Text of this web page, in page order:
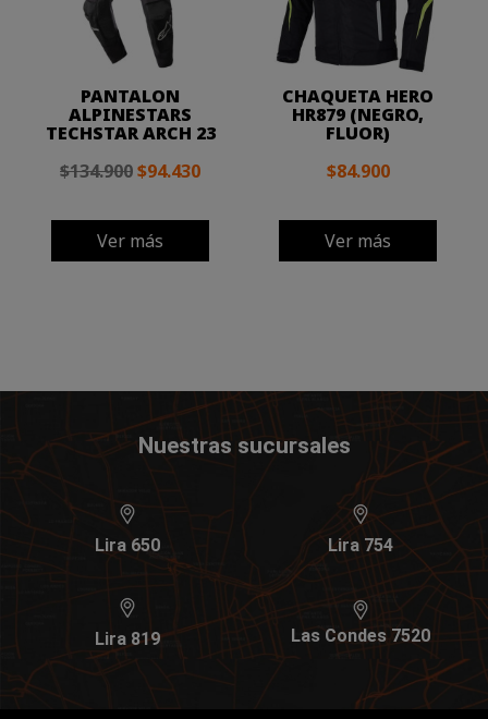
PANTALON
ALPINESTARS
TECHSTAR ARCH 23
$134.900$94.430
Ver más
CHAQUETA HERO
HR879 (NEGRO,
FLUOR)
$84.900
Ver más
Nuestras sucursales
Lira 650 Lira 754
Lira 819 Las Condes 7520